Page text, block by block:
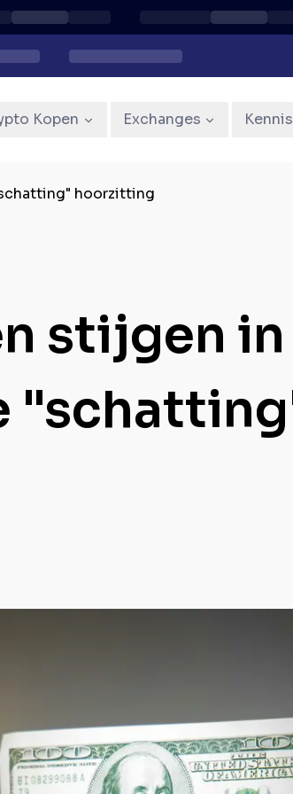
Kopen Exchanges
hoorzitting
stijgen